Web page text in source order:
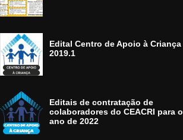
Edital Centro de Apoio à Criança
2019.1
Editais de contratação de
colaboradores do CEACRI para o
ano de 2022